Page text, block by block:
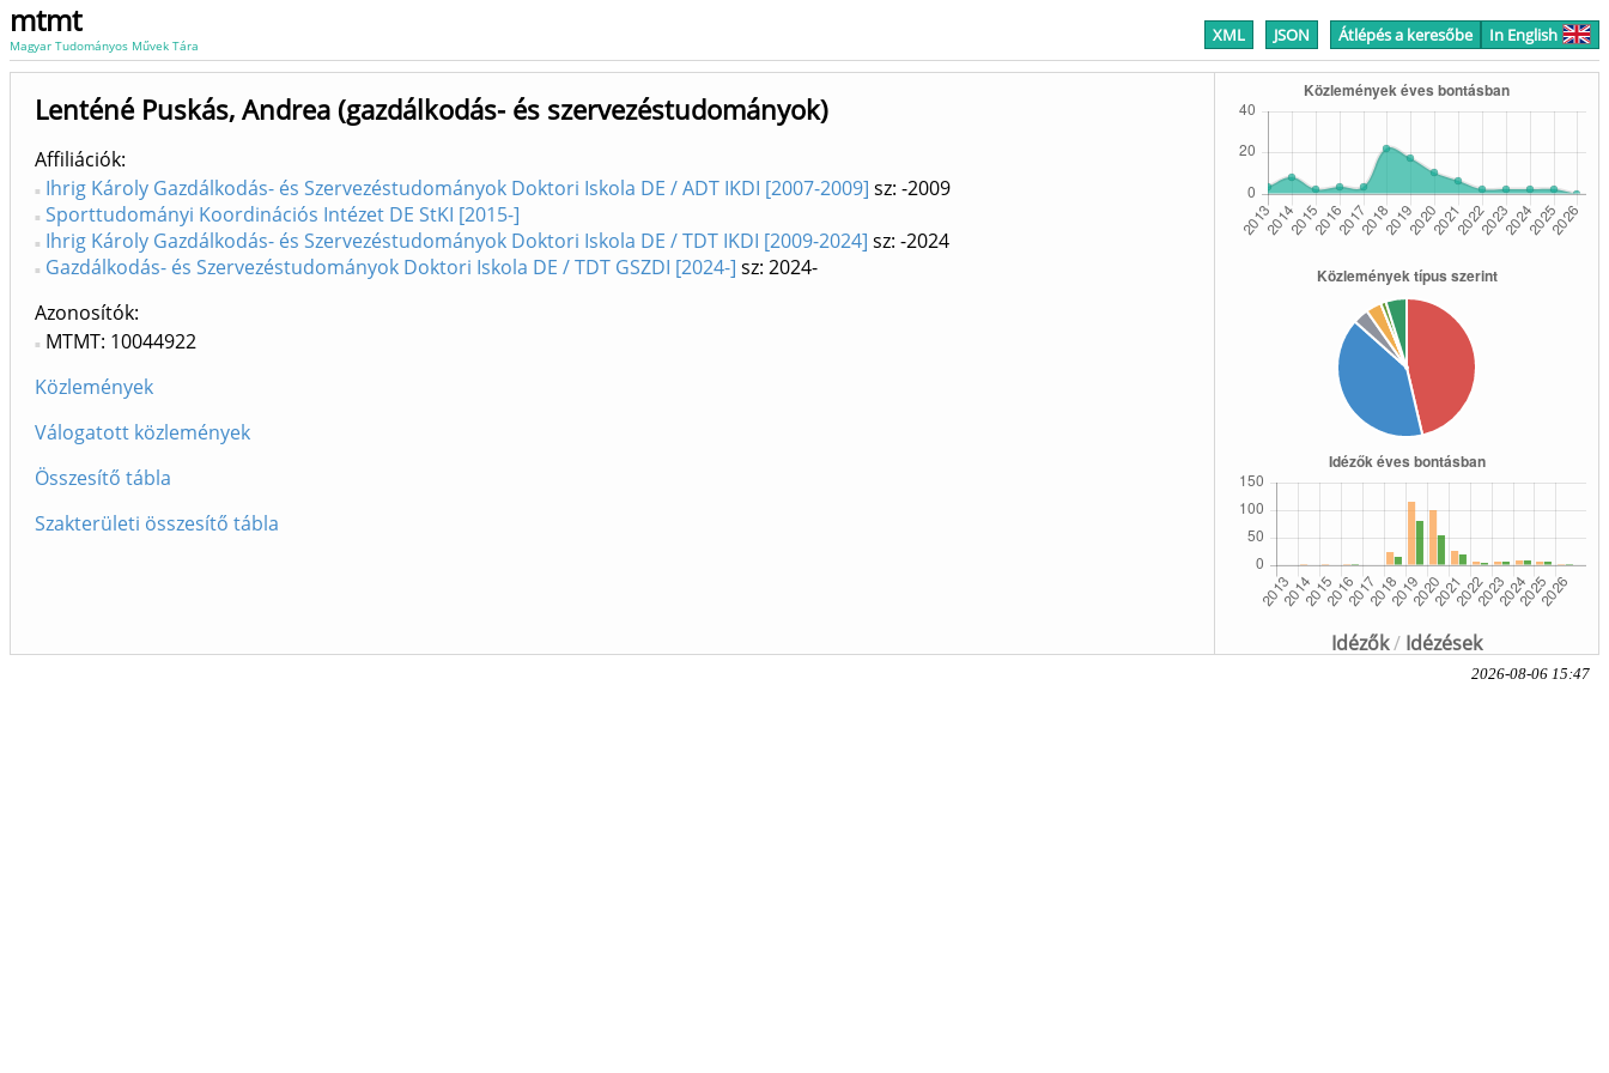
mtmt
Magyar Tudományos Művek Tára XML JSON Átlépés a keresőbe In English
Idézők/ Idézések
Lenténé Puskás, Andrea (gazdálkodás- és szervezéstudományok)
Affiliációk
Ihrig Károly Gazdálkodás- és Szervezéstudományok Doktori Iskola DE / ADT IKDI [2007-2009] sz: -2009
Sporttudományi Koordinációs Intézet DE StKI [2015-]
Ihrig Károly Gazdálkodás- és Szervezéstudományok Doktori Iskola DE / TDT IKDI [2009-2024] sz: -2024
Gazdálkodás- és Szervezéstudományok Doktori Iskola DE / TDT GSZDI [2024-] sz: 2024-
Azonosítók
MTMT: 10044922
Közlemények
Válogatott közlemények
Összesítő tábla
Szakterületi összesítő tábla
2026-08-06 15:47